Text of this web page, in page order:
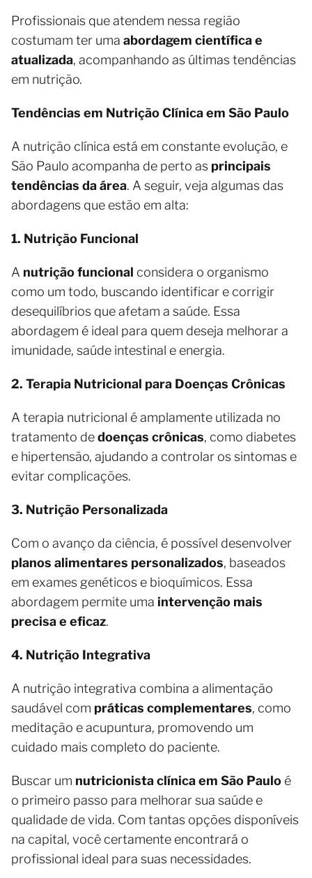
Profissionais que atendem nessa região
costumam ter uma abordagem científica e
atualizada, acompanhando as últimas tendências
em nutrição.
Tendências em Nutrição Clínica em São Paulo
A nutrição clínica está em constante evolução, e
São Paulo acompanha de perto as principais
tendências da área. A seguir, veja algumas das
abordagens que estão em alta:
1. Nutrição Funcional
A nutrição funcional considera o organismo
como um todo, buscando identificar e corrigir
desequilíbrios que afetam a saúde. Essa
abordagem é ideal para quem deseja melhorar a
imunidade, saúde intestinal e energia.
2. Terapia Nutricional para Doenças Crônicas
A terapia nutricional é amplamente utilizada no
tratamento dedoenças crônicas, como diabetes
e hipertensão, ajudando a controlar os sintomas e
evitar complicações.
3. Nutrição Personalizada
Com o avanço da ciência, é possível desenvolver
planos alimentares personalizados, baseados
em exames genéticos e bioquímicos. Essa
abordagem permite uma intervenção mais
precisa e eficaz.
4. Nutrição Integrativa
A nutrição integrativa combina a alimentação
saudável com práticas complementares, como
meditação e acupuntura, promovendo um
cuidado mais completo do paciente.
Buscar um nutricionista clínica em São Paulo é
o primeiro passo para melhorar sua saúde e
qualidade de vida. Com tantas opções disponíveis
na capital, você certamente encontrará o
profissional ideal para suas necessidades.